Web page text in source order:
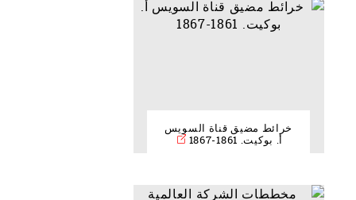
خرائط مضيق قناة السويس
أ. بوكيت. 1861-1867